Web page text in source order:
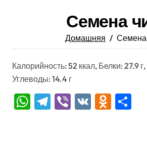
Семена
Домашняя Семена
Калорийность: 52 ккал, Белки: 27.9
Углеводы: 14.4 г
WhatsApp
Telegram
Viber
VK